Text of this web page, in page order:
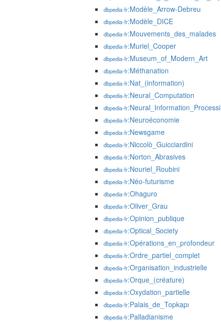
dbpedia-fr:Modèle_Arrow-Debreu
dbpedia-fr:Modèle_DICE
dbpedia-fr:Mouvements_des_malades
dbpedia-fr:Muriel_Cooper
dbpedia-fr:Museum_of_Modern_Art
dbpedia-fr:Méthanation
dbpedia-fr:Nat_(information)
dbpedia-fr:Neural_Computation
dbpedia-fr
dbpedia-fr:Neuroéconomie
dbpedia-fr:Newsgame
dbpedia-fr:Niccolò_Guicciardini
dbpedia-fr:Norton_Abrasives
dbpedia-fr:Nouriel_Roubini
dbpedia-fr:Néo-futurisme
dbpedia-fr:Ohaguro
dbpedia-fr:Oliver_Grau
dbpedia-fr:Opinion_publique
dbpedia-fr:Optical_Society
dbpedia-fr:Opérations_en_profondeur
dbpedia-fr:Ordre_partiel_complet
dbpedia-fr:Organisation_industrielle
dbpedia-fr:Orque_(créature)
dbpedia-fr:Oxydation_partielle
dbpedia-fr:Palais_de_Topkapı
dbpedia-fr:Palladianisme